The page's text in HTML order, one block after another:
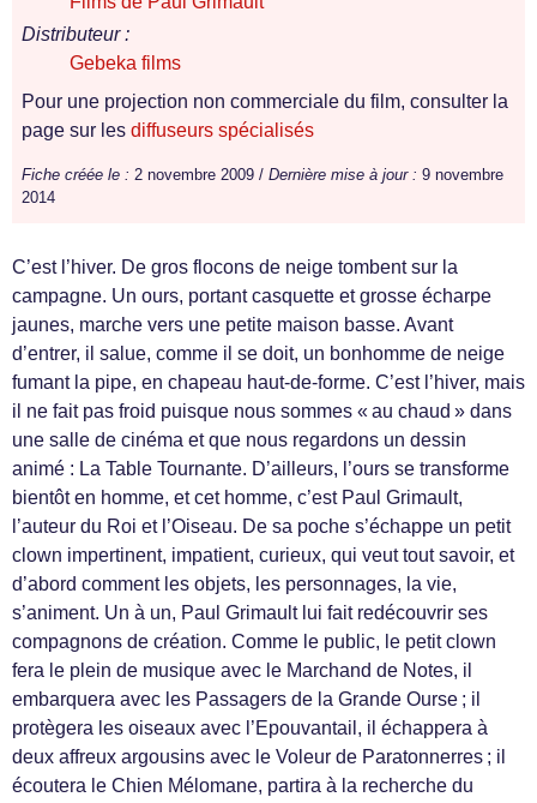
Distributeur :
Gebeka films
Pour une projection non commerciale du film, consulter la
page sur les diffuseurs spécialisés
Fiche créée le : 2 novembre 2009 / Dernière mise à jour : 9 novembre
2014
C’est l’hiver. De gros flocons de neige tombent sur la
campagne. Un ours, portant casquette et grosse écharpe
jaunes, marche vers une petite maison basse. Avant
d’entrer, il salue, comme il se doit, un bonhomme de neige
fumant la pipe, en chapeau haut-de-forme. C’est l’hiver, mais
il ne fait pas froid puisque nous sommes « au chaud » dans
une salle de cinéma et que nous regardons un dessin
animé : La Table Tournante. D’ailleurs, l’ours se transforme
bientôt en homme, et cet homme, c’est Paul Grimault,
l’auteur du Roi et l’Oiseau. De sa poche s’échappe un petit
clown impertinent, impatient, curieux, qui veut tout savoir, et
d’abord comment les objets, les personnages, la vie,
s’animent. Un à un, Paul Grimault lui fait redécouvrir ses
compagnons de création. Comme le public, le petit clown
fera le plein de musique avec le Marchand de Notes, il
embarquera avec les Passagers de la Grande Ourse ; il
protègera les oiseaux avec l’Epouvantail, il échappera à
deux affreux argousins avec le Voleur de Paratonnerres ; il
écoutera le Chien Mélomane, partira à la recherche du